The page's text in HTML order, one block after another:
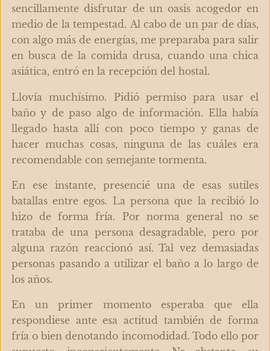
sencillamente disfrutar de un oasis acogedor en
medio de la tempestad. Al cabo de un par de días,
con algo más de energías, me preparaba para salir
en busca de la comida drusa, cuando una chica
asiática, entró en la recepción del hostal.
Llovía muchísimo. Pidió permiso para usar el
baño y de paso algo de información. Ella había
llegado hasta allí con poco tiempo y ganas de
hacer muchas cosas, ninguna de las cuáles era
recomendable con semejante tormenta.
En ese instante, presencié una de esas sutiles
batallas entre egos. La persona que la recibió lo
hizo de forma fría. Por norma general no se
trataba de una persona desagradable, pero por
alguna razón reaccionó así. Tal vez demasiadas
personas pasando a utilizar el baño a lo largo de
los años.
En un primer momento esperaba que ella
respondiese ante esa actitud también de forma
fría o bien denotando incomodidad. Todo ello por